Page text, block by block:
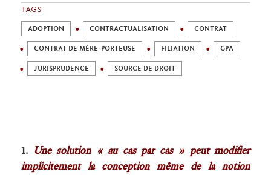
TAGS
ADOPTION CONTRACTUALISATION CONTRAT
CONTRAT DE MÈRE-PORTEUSE FILIATION GPA
JURISPRUDENCE SOURCE DE DROIT
1. Une solution « au cas par cas » peut modifier
implicitement la conception même de la notion